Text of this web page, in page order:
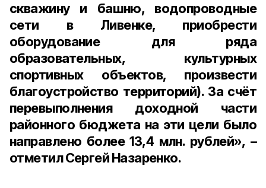
скважину и башню, водопроводные
сети в Ливенке, приобрести
оборудование для ряда
образовательных, культурных
спортивных объектов, произвести
благоустройство территорий). За счёт
перевыполнения доходной части
районного бюджета на эти цели было
направлено более13,4 млн. рублей», –
отметил Сергей Назаренко.